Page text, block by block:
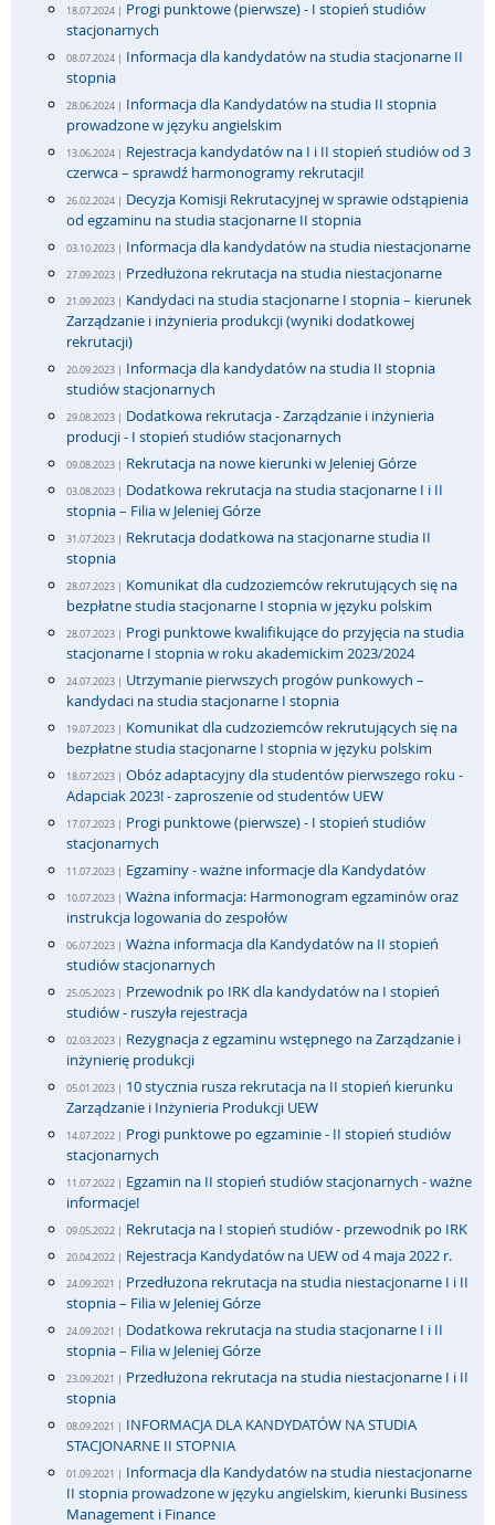
18.07.2024 | Progi punktowe (pierwsze) - I stopień studiów
stacjonarnych
08.07.2024 | Informacja dla kandydatów na studia stacjonarne II
stopnia
28.06.2024 | Informacja dla Kandydatów na studia II stopnia
prowadzone w języku angielskim
13.06.2024 | Rejestracja kandydatów na I i II stopień studiów od 3
czerwca – sprawdź harmonogramy rekrutacji!
26.02.2024 | Decyzja Komisji Rekrutacyjnej w sprawie odstąpienia
od egzaminu na studia stacjonarne II stopnia
03.10.2023 | Informacja dla kandydatów na studia niestacjonarne
27.09.2023 | Przedłużona rekrutacja na studia niestacjonarne
21.09.2023 | Kandydaci na studia stacjonarne I stopnia – kierunek
Zarządzanie i inżynieria produkcji (wyniki dodatkowej
rekrutacji)
20.09.2023 | Informacja dla kandydatów na studia II stopnia
studiów stacjonarnych
29.08.2023 | Dodatkowa rekrutacja - Zarządzanie i inżynieria
producji - I stopień studiów stacjonarnych
09.08.2023 | Rekrutacja na nowe kierunki w Jeleniej Górze
03.08.2023 | Dodatkowa rekrutacja na studia stacjonarne I i II
stopnia – Filia w Jeleniej Górze
31.07.2023 | Rekrutacja dodatkowa na stacjonarne studia II
stopnia
28.07.2023 | Komunikat dla cudzoziemców rekrutujących się na
bezpłatne studia stacjonarne I stopnia w języku polskim
28.07.2023 | Progi punktowe kwalifikujące do przyjęcia na studia
stacjonarne I stopnia w roku akademickim 2023/2024
24.07.2023 | Utrzymanie pierwszych progów punkowych –
kandydaci na studia stacjonarne I stopnia
19.07.2023 | Komunikat dla cudzoziemców rekrutujących się na
bezpłatne studia stacjonarne I stopnia w języku polskim
18.07.2023 | Obóz adaptacyjny dla studentów pierwszego roku -
Adapciak 2023! - zaproszenie od studentów UEW
17.07.2023 | Progi punktowe (pierwsze) - I stopień studiów
stacjonarnych
11.07.2023 | Egzaminy - ważne informacje dla Kandydatów
10.07.2023 | Ważna informacja: Harmonogram egzaminów oraz
instrukcja logowania do zespołów
06.07.2023 | Ważna informacja dla Kandydatów na II stopień
studiów stacjonarnych
25.05.2023 | Przewodnik po IRK dla kandydatów na I stopień
studiów - ruszyła rejestracja
02.03.2023 | Rezygnacja z egzaminu wstępnego na Zarządzanie i
inżynierię produkcji
05.01.2023 | 10 stycznia rusza rekrutacja na II stopień kierunku
Zarządzanie i Inżynieria Produkcji UEW
14.07.2022 | Progi punktowe po egzaminie - II stopień studiów
stacjonarnych
11.07.2022 | Egzamin na II stopień studiów stacjonarnych - ważne
informacje!
09.05.2022 | Rekrutacja na I stopień studiów - przewodnik po IRK
20.04.2022 | Rejestracja Kandydatów na UEW od 4 maja 2022 r.
24.09.2021 | Przedłużona rekrutacja na studia niestacjonarne I i II
stopnia – Filia w Jeleniej Górze
24.09.2021 | Dodatkowa rekrutacja na studia stacjonarne I i II
stopnia – Filia w Jeleniej Górze
23.09.2021 | Przedłużona rekrutacja na studia niestacjonarne I i II
stopnia
08.09.2021 | INFORMACJA DLA KANDYDATÓW NA STUDIA
STACJONARNE II STOPNIA
01.09.2021 | Informacja dla Kandydatów na studia niestacjonarne
II stopnia prowadzone w języku angielskim, kierunki Business
Management i Finance